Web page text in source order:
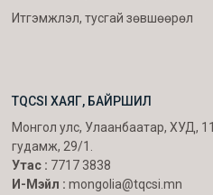
Итгэмжлэл, тусгай зөвшөөрөл
TQCSI ХАЯГ, БАЙРШИЛ
Монгол улс, Улаанбаатар, ХУД,
гудамж, 29/1.
Утас : 7717 3838
И-Мэйл : mongolia@tqcsi.mn